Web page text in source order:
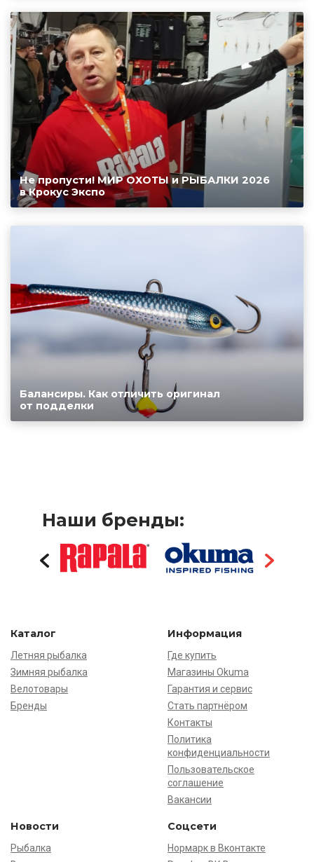
Не пропусти! МИР ОХОТЫ и РЫБАЛКИ 2026
в Крокус Экспо
Балансиры. Как отличить оригинал
от подделки
Наши бренды:
Каталог
Летняя рыбалка
Зимняя рыбалка
Велотовары
Бренды
Информация
Где купить
Магазины Okuma
Гарантия и сервис
Стать партнёром
Контакты
Политика
конфиденциальности
Пользовательское
соглашение
Вакансии
Новости
Рыбалка
Соцсети
Нормарк в Вконтакте